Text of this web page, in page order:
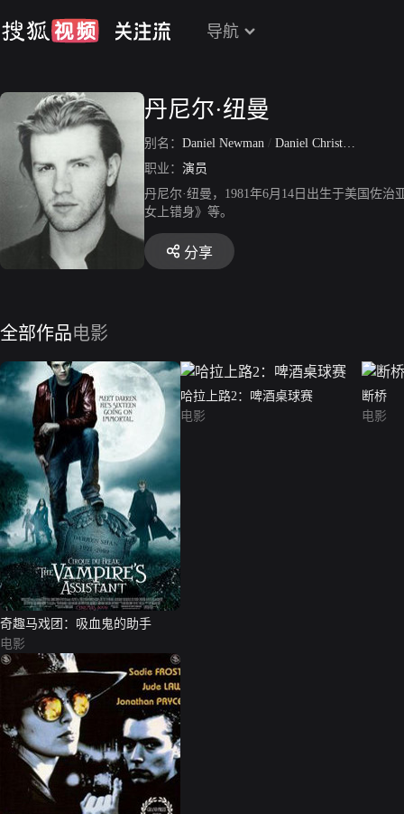
导航
丹尼尔·纽曼
别名： Daniel Newman / Daniel Christopher Newman
职业： 演员
丹尼尔·纽曼，1981年6月14日出生于美国佐
女上错身》等。
分享
全部作品电影
奇趣马戏团：吸血鬼的助手
电影
哈拉上路2：啤酒桌球赛
电影
断桥
电影